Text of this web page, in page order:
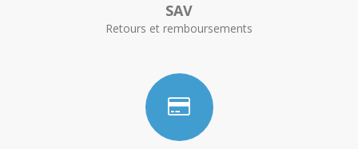
SAV
Retours et remboursements